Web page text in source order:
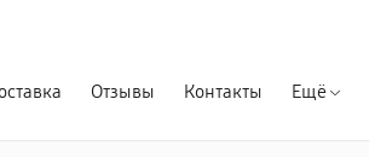
Отзывы Контакты Ещё